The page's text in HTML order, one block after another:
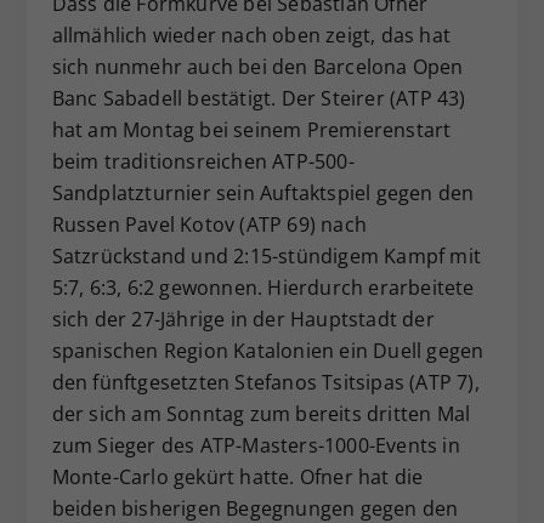
allmählich wieder nach oben zeigt, das hat
sich nunmehr auch bei den Barcelona Open
Banc Sabadell bestätigt. Der Steirer (ATP 43)
hat am Montag bei seinem Premierenstart
beim traditionsreichen ATP-500-
Sandplatzturnier sein Auftaktspiel gegen den
Russen Pavel Kotov (ATP 69) nach
Satzrückstand und 2:15-stündigem Kampf mit
5:7, 6:3, 6:2 gewonnen. Hierdurch erarbeitete
sich der 27-Jährige in der Hauptstadt der
spanischen Region Katalonien ein Duell gegen
den fünftgesetzten Stefanos Tsitsipas (ATP 7),
der sich am Sonntag zum bereits dritten Mal
zum Sieger des ATP-Masters-1000-Events in
Monte-Carlo gekürt hatte. Ofner hat die
beiden bisherigen Begegnungen gegen den
Zweck
Dieser Wert speichert Ihre Consent-
Einstellungen. Unter anderem eine
historische Speicherung Ihrer
vorgenommen Einstellungen, falls der
Webseiten-Betreiber dies eingestellt
hat.